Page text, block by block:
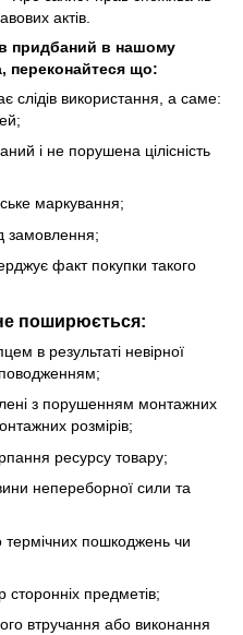
актів.
придбаний в нашому
переконайтеся що:
слідів використання, а саме:
і не порушена цілісність
маркування;
замовлення;
факт покупки такого
поширюється:
в результаті невірної
з порушенням монтажних
розмірів;
ресурсу товару;
непереборної сили та
термічних пошкоджень чи
предметів;
втручання або виконання